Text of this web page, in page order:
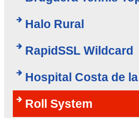
Halo Rural
RapidSSL Wildcard
Hospital Costa de
Roll System